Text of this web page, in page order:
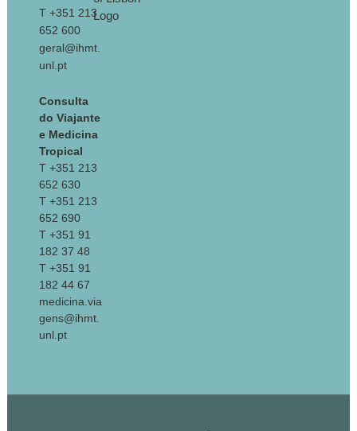
T +351 213
652 600
geral@ihmt.
unl.pt
Consulta
do Viajante
e Medicina
Tropical
T +351 213
652 630
T +351 213
652 690
T +351 91
182 37 48
T +351 91
182 44 67
medicina.via
gens@ihmt.
unl.pt